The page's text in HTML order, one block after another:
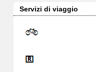
Servizi di viaggio